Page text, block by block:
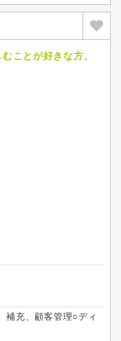
ことが好きな方、
補充、顧客管理○ディ